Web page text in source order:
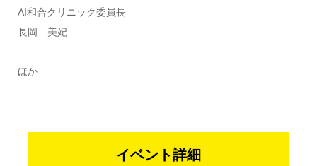
AI和合クリニック委員長
長岡 美妃
ほか
イベント詳細